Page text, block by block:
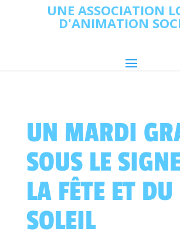
UNE ASSOCIATION
D'ANIMATION
UN MARDI
SOUS LE
LA FÊTE ET DU
SOLEIL